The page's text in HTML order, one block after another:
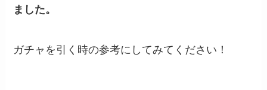
ました。
ガチャを引く時の参考にしてみてください！